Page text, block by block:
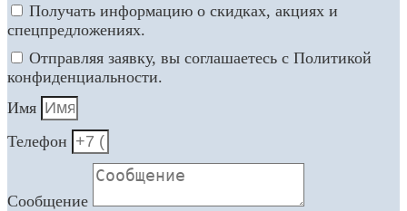
Получать информацию о скидках, акциях и
спецпредложениях.
Отправляя заявку, вы соглашаетесь с Политикой
конфиденциальности.
Имя
Телефон
Сообщение